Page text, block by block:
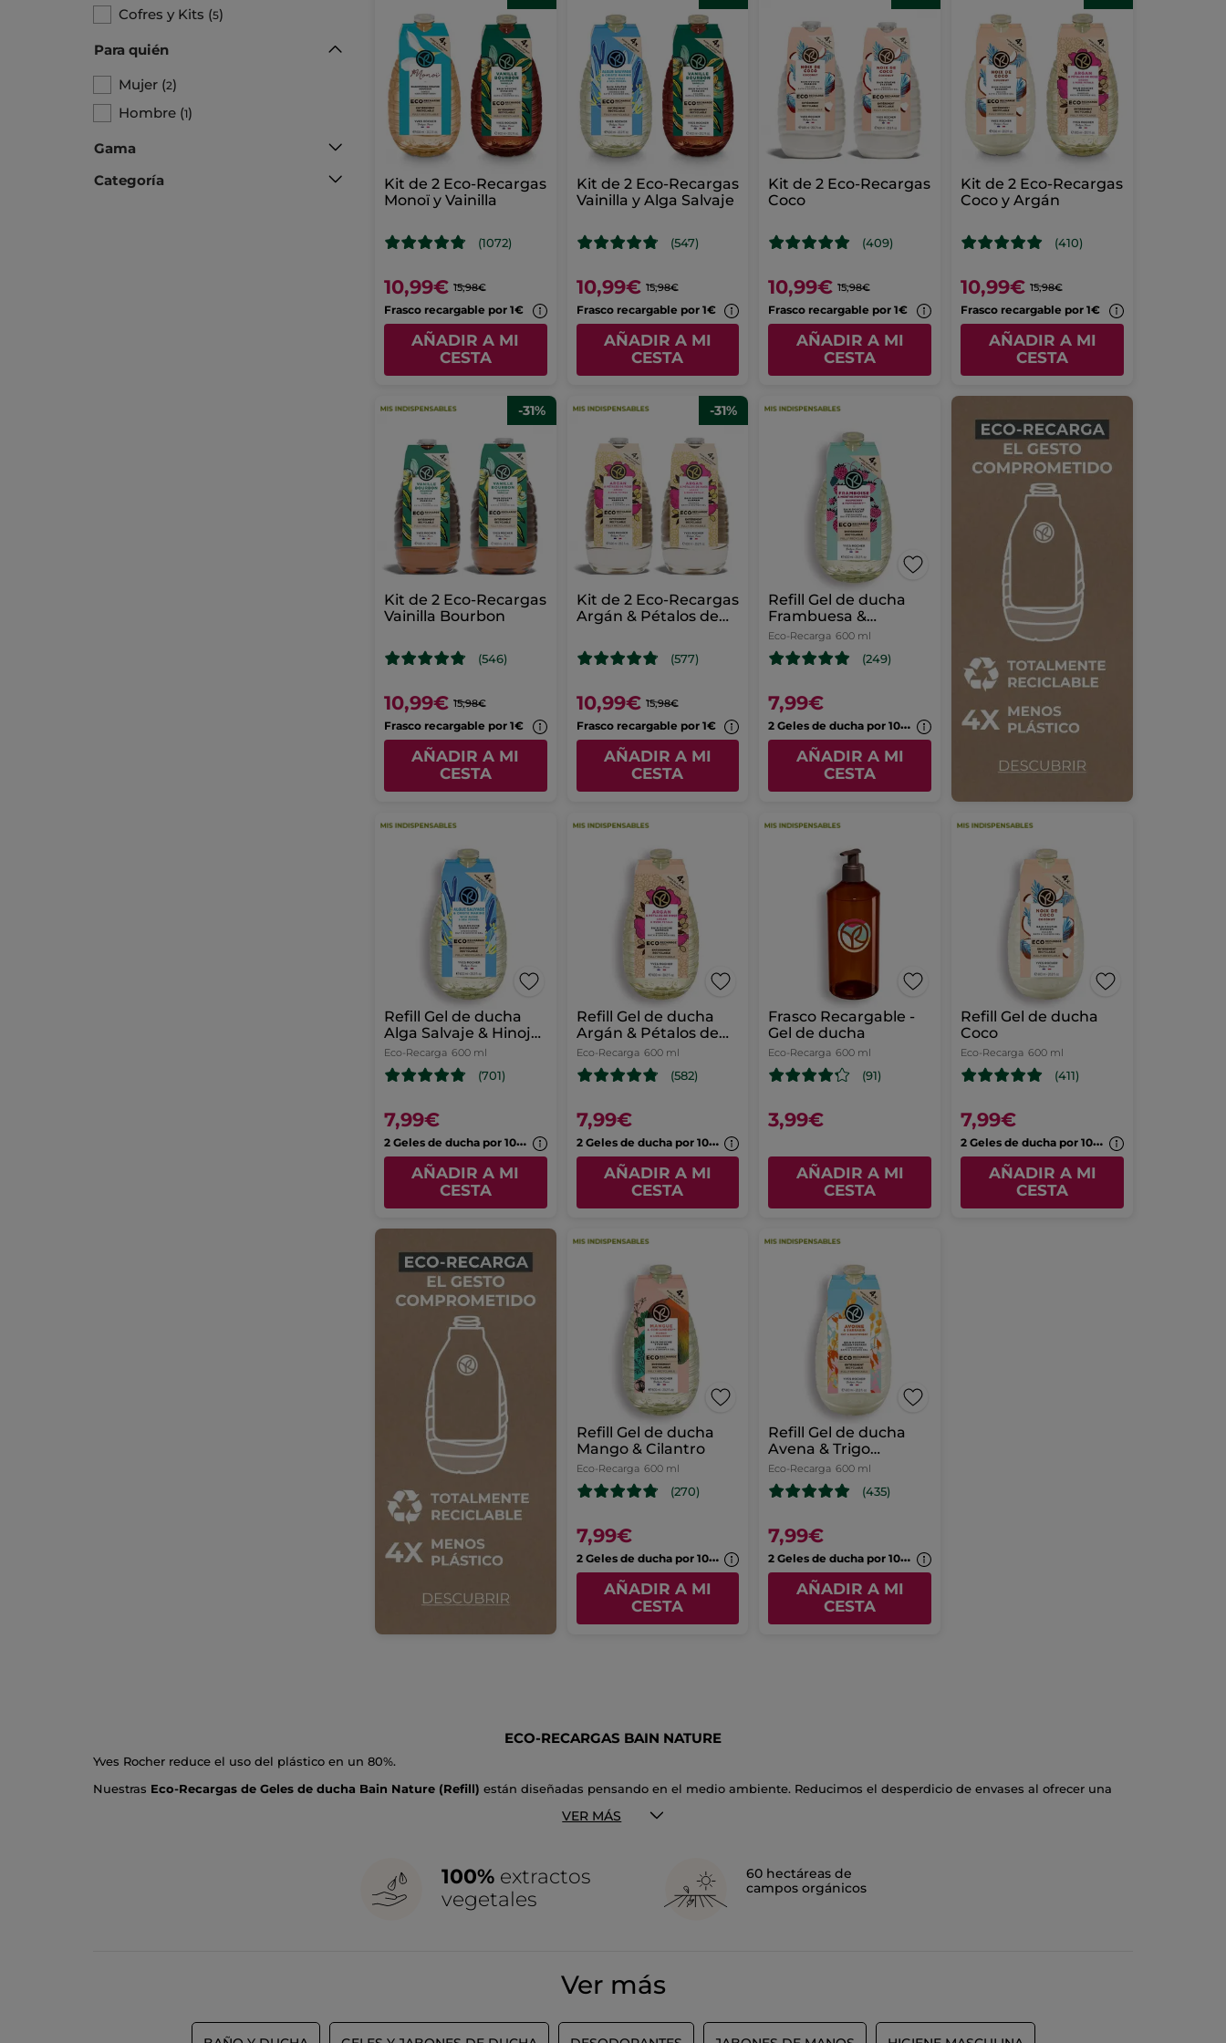
Cofres y Kits (5)
Para quién
Mujer (2)
Hombre (1)
Gama
Categoría
Kit de 2 Eco-Recargas
Monoï y Vainilla
(1072)
10,99€ 15,98€
Frasco recargable por 1€
AÑADIR A MI
CESTA
Kit de 2 Eco-Recargas
Vainilla y Alga Salvaje
(547)
10,99€ 15,98€
Frasco recargable por 1€
AÑADIR A MI
CESTA
Kit de 2 Eco-Recargas
Coco
(409)
10,99€ 15,98€
Frasco recargable por 1€
AÑADIR A MI
CESTA
Kit de 2 Eco-Recargas
Coco y Argán
(410)
10,99€ 15,98€
Frasco recargable por 1€
AÑADIR A MI
CESTA
-31%
Kit de 2 Eco-Recargas
Vainilla Bourbon
(546)
10,99€ 15,98€
Frasco recargable por 1€
AÑADIR A MI
CESTA
-31%
Kit de 2 Eco-Recargas
Argán & Pétalos de
(577)
10,99€ 15,98€
Frasco recargable por 1€
AÑADIR A MI
CESTA
Refill Gel de ducha
Frambuesa &
Hierbabuena
Eco-Recarga 600 ml
(249)
7,99€
2
Geles de ducha por 10,99€
AÑADIR A MI
CESTA
Refill Gel de ducha
Alga Salvaje & Hinojo
Marino
Eco-Recarga 600 ml
(701)
7,99€
2
Geles de ducha por 10,99€
AÑADIR A MI
CESTA
Refill Gel de ducha
Argán & Pétalos de
Rosa
Eco-Recarga 600 ml
(582)
7,99€
2
Geles de ducha por 10,99€
AÑADIR A MI
CESTA
Frasco Recargable -
Gel de ducha
Eco-Recarga 600 ml
(91)
3,99€
AÑADIR A MI
CESTA
Refill Gel de ducha
Coco
Eco-Recarga 600 ml
(411)
7,99€
2
Geles de ducha por 10,99€
AÑADIR A MI
CESTA
Refill Gel de ducha
Mango & Cilantro
Eco-Recarga 600 ml
(270)
7,99€
2
Geles de ducha por 10,99€
AÑADIR A MI
CESTA
Refill Gel de ducha
Avena & Trigo
Sarraceno
Eco-Recarga 600 ml
(435)
7,99€
2
Geles de ducha por 10,99€
AÑADIR A MI
CESTA
ECO-RECARGAS BAIN NATURE
Yves Rocher reduce el uso del plástico en un 80%.
Nuestras Eco-Recargas de Geles de ducha Bain Nature (Refill) están diseñadas pensando en el medio ambiente. Reducimos el desperdicio de envases al ofrecer una
VER MÁS
100% extractos
vegetales
60 hectáreas de
campos orgánicos
Ver más